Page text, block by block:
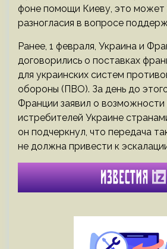
фоне помощи Киеву, это может
разногласия в вопросе
Ранее, 1 февраля, Украина и
договорились о поставках
для украинских систем
обороны (ПВО). За день до
Франции заявил о возможности
истребителей Украине
он подчеркнул, что передача
не должна привести к